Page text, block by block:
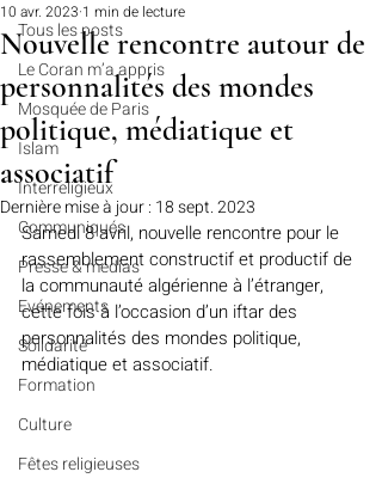
Tous les posts
Le Coran m’a appris
Mosquée de Paris
Islam
Interreligieux
Communiqués
Presse & médias
Evénements
Solidarité
Formation
Culture
Fêtes religieuses
Nouvelle rencontre autour de
personnalités des mondes
politique, médiatique et
associatif
10 avr. 2023 1 min de lecture
Dernière mise à jour : 18 sept. 2023
Samedi 8 avril, nouvelle rencontre pour le
rassemblement constructif et productif de
la communauté algérienne à l’étranger,
cette fois à l’occasion d’un iftar des
personnalités des mondes politique,
médiatique et associatif.